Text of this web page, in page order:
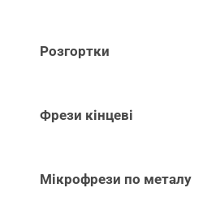
Розгортки
Фрези кінцеві
Мікрофрези по металу